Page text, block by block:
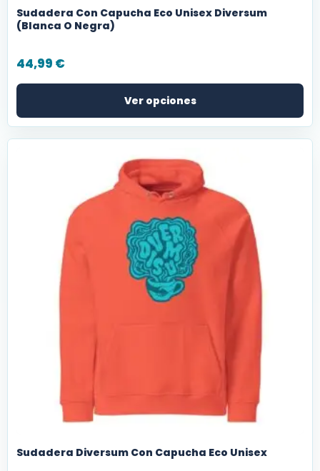
Sudadera Con Capucha Eco Unisex Diversum
(Blanca O Negra)
44,99 €
Ver opciones
Sudadera Diversum Con Capucha Eco Unisex